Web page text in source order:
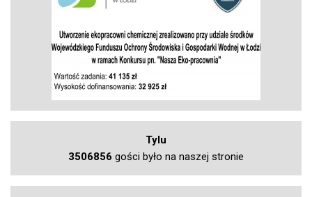
Tylu
3506856 gości było na naszej stronie